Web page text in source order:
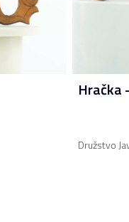
Hračka
Družstvo